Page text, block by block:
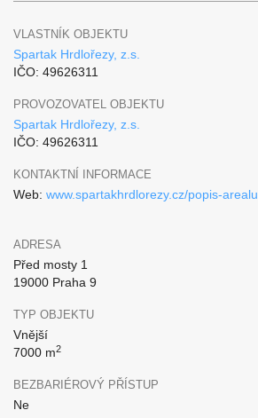
VLASTNÍK OBJEKTU
Spartak Hrdlořezy, z.s.
IČO: 49626311
PROVOZOVATEL OBJEKTU
Spartak Hrdlořezy, z.s.
IČO: 49626311
KONTAKTNÍ INFORMACE
Web: www.spartakhrdlorezy.cz/popis-arealu
ADRESA
Před mosty 1
19000 Praha 9
TYP OBJEKTU
Vnější
7000 m2
BEZBARIÉROVÝ PŘÍSTUP
Ne